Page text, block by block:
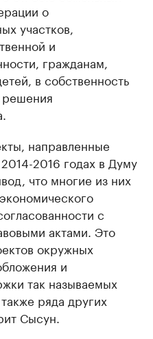
о
участков,
и
гражданам,
в собственность
решения
направленные
2016 годах в Думу
что многие из них
с
актами. Это
окружных
и
так называемых
ряда других
Сысун.